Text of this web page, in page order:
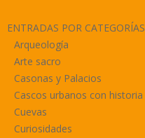
ENTRADAS POR CATEGORÍAS
Arqueología
Arte sacro
Casonas y Palacios
Cascos urbanos con historia
Cuevas
Curiosidades